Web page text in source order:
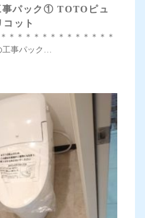
事パック① TOTOピュ
ット
＊＊＊＊＊＊＊＊＊＊＊＊＊
工事パック…